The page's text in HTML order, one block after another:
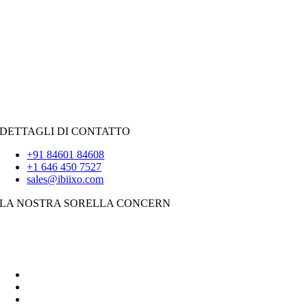
DETTAGLI DI CONTATTO
+91 84601 84608
+1 646 450 7527
sales@ibiixo.com
LA NOSTRA SORELLA CONCERN